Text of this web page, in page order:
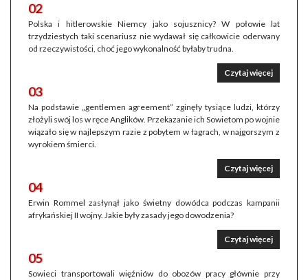
02
Polska i hitlerowskie Niemcy jako sojusznicy? W połowie lat
trzydziestych taki scenariusz nie wydawał się całkowicie oderwany
od rzeczywistości, choć jego wykonalność byłaby trudna.
Czytaj więcej
03
Na podstawie „gentlemen agreement” zginęły tysiące ludzi, którzy
złożyli swój los w ręce Anglików. Przekazanie ich Sowietom po wojnie
wiązało się w najlepszym razie z pobytem w łagrach, w najgorszym z
wyrokiem śmierci.
Czytaj więcej
04
Erwin Rommel zasłynął jako świetny dowódca podczas kampanii
afrykańskiej II wojny. Jakie były zasady jego dowodzenia?
Czytaj więcej
05
Sowieci transportowali więźniów do obozów pracy głównie przy